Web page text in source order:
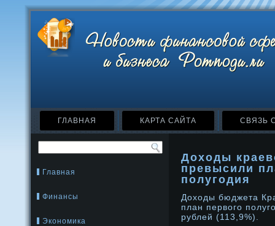
ГЛАВНАЯ КАРТА САЙТА СВЯЗЬ
Главная
Финансы
Экономика
Доходы
превысили
полугодия
Доходы бюджета
план первого
рублей (113,9%).